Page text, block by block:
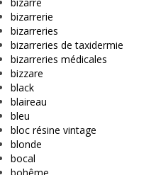
bizarrerie
bizarreries
bizarreries de taxidermie
bizarreries médicales
bizzare
black
blaireau
bleu
bloc résine vintage
blonde
bocal
bohême